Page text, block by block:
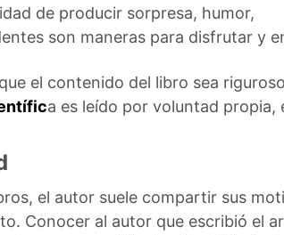
de producir sorpresa, humor,
son maneras para disfrutar y
el contenido del libro sea
a es leído por voluntad propia,
el autor suele compartir sus
Conocer al autor que escribió el